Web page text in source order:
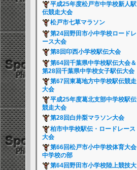
平成25年度松戸市中学校新人駅
伝競走大会
松戸市七草マラソン
第24回野田市小中学校ロードレ
ース大会
第8回印西小学校駅伝大会
第64回千葉県中学校駅伝大会＆
第28回千葉県中学校女子駅伝大会
第67回東葛地方中学校駅伝競走
大会
平成25年度葛北支部中学校駅伝
競走大会
第28回白井梨マラソン大会
柏市中学校駅伝・ロードレース
大会
第66回松戸市小中学校体育大会
中学校の部
第64回野田市小学校陸上競技大